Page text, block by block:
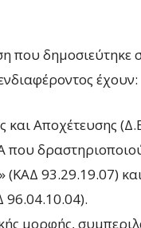
δημοσιεύτηκε
έχουν:
και Αποχέτευσης
που
(ΚΑΔ 93.29.19.07)
96.04.10.04).
μορφής,